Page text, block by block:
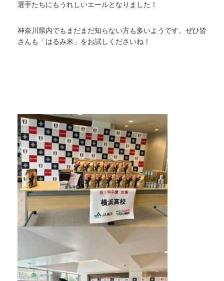
選手たちにもうれしいエールとなりました！
神奈川県内でもまだまだ知らない方も多いようです。ぜひ皆
さんも「はるみ米」をお試しくださいね！